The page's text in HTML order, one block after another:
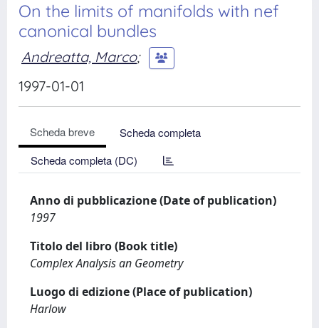
On the limits of manifolds with nef
canonical bundles
Andreatta, Marco;
1997-01-01
Scheda breve
Scheda completa
Scheda completa (DC)
Anno di pubblicazione (Date of publication)
1997
Titolo del libro (Book title)
Complex Analysis an Geometry
Luogo di edizione (Place of publication)
Harlow